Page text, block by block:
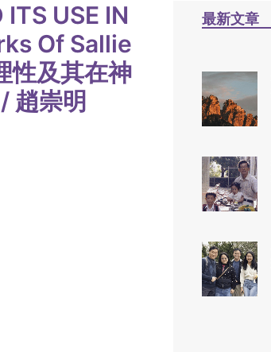
USE IN
Of Sallie
性及其在神
趙崇明
最新文章